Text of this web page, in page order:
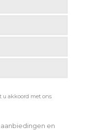
u akkoord met ons
en